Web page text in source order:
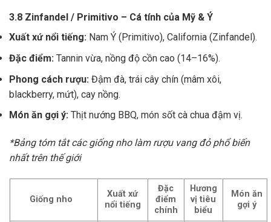
3.8 Zinfandel / Primitivo – Cá tính của Mỹ & Ý
Xuất xứ nổi tiếng: Nam Ý (Primitivo), California (Zinfandel).
Đặc điểm: Tannin vừa, nồng độ cồn cao (14–16%).
Phong cách rượu: Đậm đà, trái cây chín (mâm xôi,
blackberry, mứt), cay nồng.
Món ăn gợi ý: Thịt nướng BBQ, món sốt cà chua đậm vị.
*Bảng tóm tắt các giống nho làm rượu vang đỏ phổ biến
nhất trên thế giới
Giống nho
Xuất xứ
nổi tiếng
Đặc
điểm
chính
Hương
vị tiêu
biểu
Món ăn
gợi ý